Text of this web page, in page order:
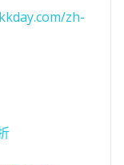
zh-